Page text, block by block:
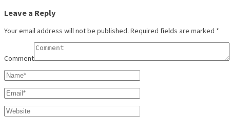
Leave a Reply
Your email address will not be published. Required fields are marked *
Comment